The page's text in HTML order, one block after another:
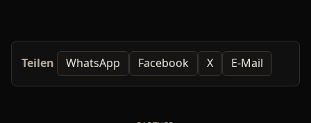
Teilen WhatsApp Facebook X E-Mail